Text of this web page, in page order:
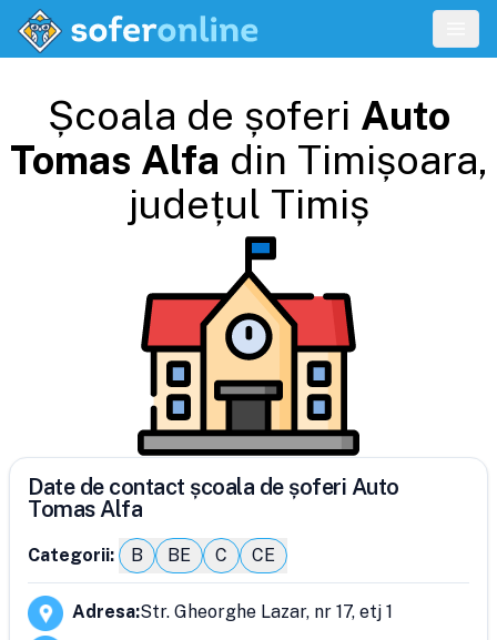
Școala de șoferi Auto
Tomas Alfa din Timișoara,
județul Timiș
Date de contact școala de șoferi Auto
Tomas Alfa
Categorii: B BE C CE
Adresa:Str. Gheorghe Lazar, nr 17, etj 1